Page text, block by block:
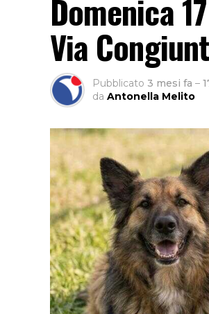
Domenica
Via
Pubblicato 3 mesi fa –
da Antonella Melito